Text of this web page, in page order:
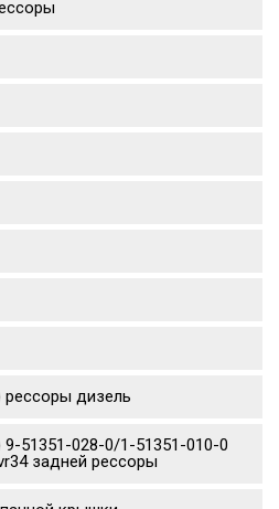
рессоры дизель
9-51351-028-0/1-51351-010-0
задней рессоры